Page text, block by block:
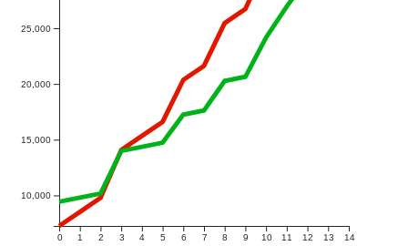
0 1 2 3 4 5 6 7 8 9 10 11 12 13 14
10,000
15,000
20,000
25,000